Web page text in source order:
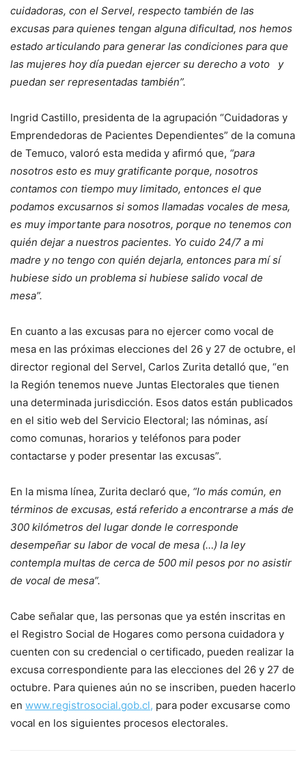
cuidadoras, con el Servel, respecto también de las
excusas para quienes tengan alguna dificultad, nos hemos
estado articulando para generar las condiciones para que
las mujeres hoy día puedan ejercer su derecho a voto y
puedan ser representadas también”.
Ingrid Castillo, presidenta de la agrupación “Cuidadoras y
Emprendedoras de Pacientes Dependientes” de la comuna
de Temuco, valoró esta medida y afirmó que, “para
nosotros esto es muy gratificante porque, nosotros
contamos con tiempo muy limitado, entonces el que
podamos excusarnos si somos llamadas vocales de mesa,
es muy importante para nosotros, porque no tenemos con
quién dejar a nuestros pacientes. Yo cuido 24/7 a mi
madre y no tengo con quién dejarla, entonces para mí sí
hubiese sido un problema si hubiese salido vocal de
mesa”.
En cuanto a las excusas para no ejercer como vocal de
mesa en las próximas elecciones del 26 y 27 de octubre, el
director regional del Servel, Carlos Zurita detalló que, “en
la Región tenemos nueve Juntas Electorales que tienen
una determinada jurisdicción. Esos datos están publicados
en el sitio web del Servicio Electoral; las nóminas, así
como comunas, horarios y teléfonos para poder
contactarse y poder presentar las excusas”.
En la misma línea, Zurita declaró que, “lo más común, en
términos de excusas, está referido a encontrarse a más de
300 kilómetros del lugar donde le corresponde
desempeñar su labor de vocal de mesa (…) la ley
contempla multas de cerca de 500 mil pesos por no asistir
de vocal de mesa”.
Cabe señalar que, las personas que ya estén inscritas en
el Registro Social de Hogares como persona cuidadora y
cuenten con su credencial o certificado, pueden realizar la
excusa correspondiente para las elecciones del 26 y 27 de
octubre. Para quienes aún no se inscriben, pueden hacerlo
en www.registrosocial.gob.cl, para poder excusarse como
vocal en los siguientes procesos electorales.